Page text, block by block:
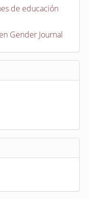
de educación
Gender Journal